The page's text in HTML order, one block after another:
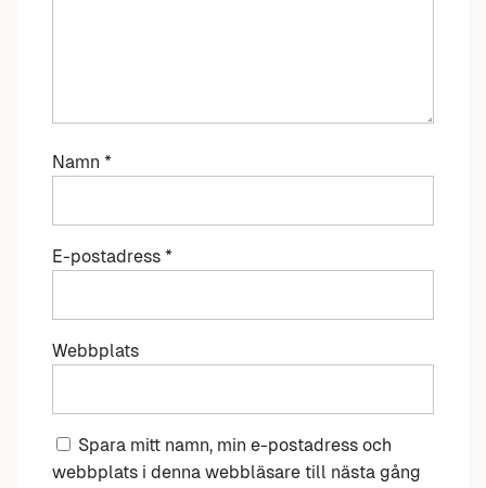
Namn *
E-postadress *
Webbplats
Spara mitt namn, min e-postadress och
webbplats i denna webbläsare till nästa gång